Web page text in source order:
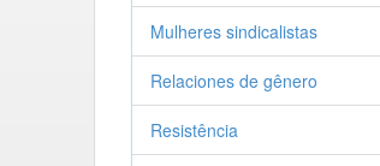
Mulheres sindicalistas
Relaciones de gênero
Resistência